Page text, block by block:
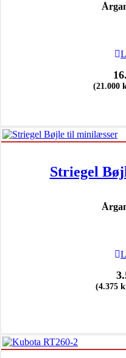
(21.000
Striegel
(4.375